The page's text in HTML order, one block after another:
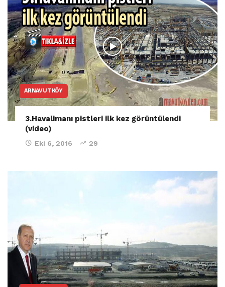
ARNAVUTKÖY
3.Havalimanı pistleri ilk kez görüntülendi
(video)
Eki 6, 2016 29